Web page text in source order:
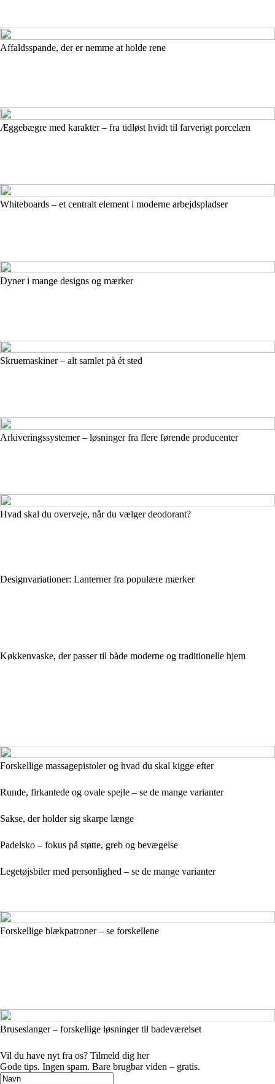
Affaldsspande, der er nemme at holde rene
Æggebægre med karakter – fra tidløst hvidt til farverigt porcelæn
Whiteboards – et centralt element i moderne arbejdspladser
Dyner i mange designs og mærker
Skruemaskiner – alt samlet på ét sted
Arkiveringssystemer – løsninger fra flere førende producenter
Hvad skal du overveje, når du vælger deodorant?
Designvariationer: Lanterner fra populære mærker
Køkkenvaske, der passer til både moderne og traditionelle hjem
Forskellige massagepistoler og hvad du skal kigge efter
Runde, firkantede og ovale spejle – se de mange varianter
Sakse, der holder sig skarpe længe
Padelsko – fokus på støtte, greb og bevægelse
Legetøjsbiler med personlighed – se de mange varianter
Forskellige blækpatroner – se forskellene
Bruseslanger – forskellige løsninger til badeværelset
Vil du have nyt fra os? Tilmeld dig her
Gode tips. Ingen spam. Bare brugbar viden – gratis.